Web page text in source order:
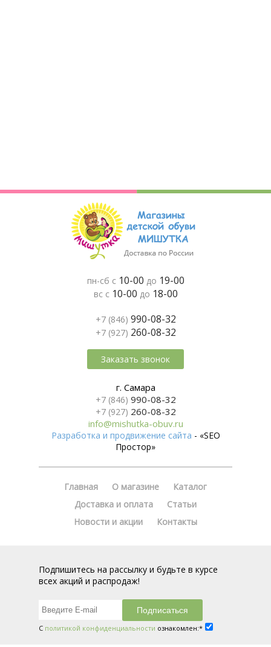
пн-сб с 10-00 до 19-00
вс с 10-00 до 18-00
+7 (846) 990-08-32
+7 (927) 260-08-32
Заказать звонок
г. Самара
+7 (846) 990-08-32
+7 (927) 260-08-32
info@mishutka-obuv.ru
Разработка и продвижение сайта - «SEO
Простор»
Главная О магазине
Каталог
Доставка и оплата
Статьи
Новости и акции
Контакты
Подпишитесь на рассылку и будьте в курсе
всех акций и распродаж!
С политикой конфиденциальности ознакомлен:*